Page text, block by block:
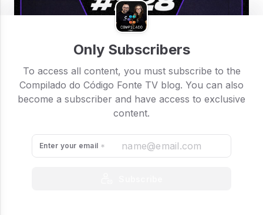
Only Subscribers
To access all content, you must subscribe to the
Compilado do Código Fonte TV blog. You can also
become a subscriber and have access to exclusive
content.
Enter your email